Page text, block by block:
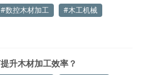
#数控木材加工 #木工机械
升木材加工效率？